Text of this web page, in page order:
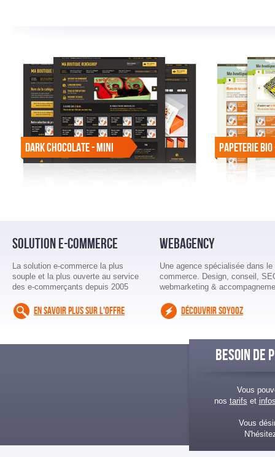
DARK CHOCOLATE - MINI PAPETERIE
SOLUTION E-COMMERCE
La solution e-commerce la plus
souple et la plus ouverte au service
des e-commerçants depuis 2005
EN SAVOIR PLUS SUR L'OFFRE
WEBAGENCY
Une agence spécialisée dans le
commerce. Design, conseil,
webmarketing &
DÉCOUVRIR SOYOOZ
BESOIN DE
Vous
nos tarifs et
Vous